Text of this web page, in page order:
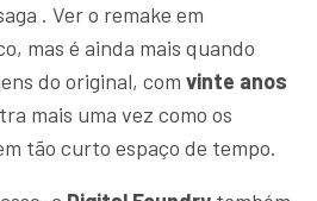
. Ver o remake em
mas é ainda mais quando
do original, com vinte anos
mais uma vez como os
tão curto espaço de tempo.